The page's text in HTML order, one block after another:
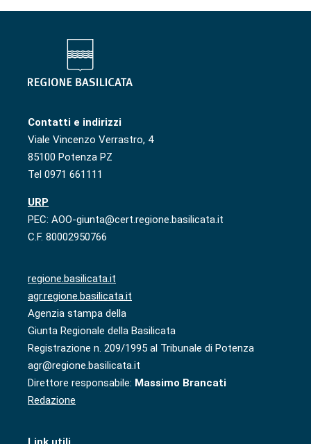
Contatti e indirizzi
Viale Vincenzo Verrastro, 4
85100 Potenza PZ
Tel 0971 661111
URP
PEC: AOO-giunta@cert.regione.basilicata.it
C.F. 80002950766
regione.basilicata.it
agr.regione.basilicata.it
Agenzia stampa della
Giunta Regionale della Basilicata
Registrazione n. 209/1995 al Tribunale di Potenza
agr@regione.basilicata.it
Direttore responsabile: Massimo Brancati
Redazione